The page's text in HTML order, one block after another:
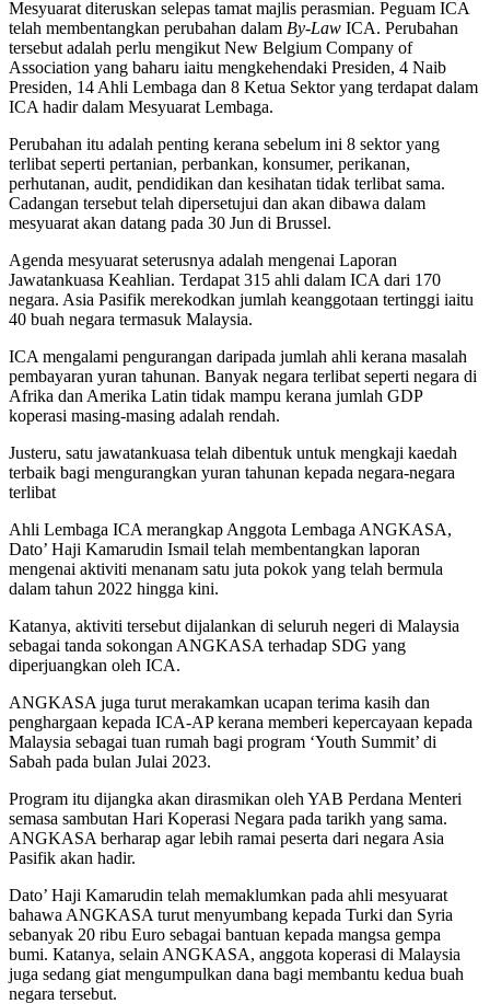
Mesyuarat diteruskan selepas tamat majlis perasmian. Peguam ICA
telah membentangkan perubahan dalam By-Law ICA. Perubahan
tersebut adalah perlu mengikut New Belgium Company of
Association yang baharu iaitu mengkehendaki Presiden, 4 Naib
Presiden, 14 Ahli Lembaga dan 8 Ketua Sektor yang terdapat dalam
ICA hadir dalam Mesyuarat Lembaga.
Perubahan itu adalah penting kerana sebelum ini 8 sektor yang
terlibat seperti pertanian, perbankan, konsumer, perikanan,
perhutanan, audit, pendidikan dan kesihatan tidak terlibat sama.
Cadangan tersebut telah dipersetujui dan akan dibawa dalam
mesyuarat akan datang pada 30 Jun di Brussel.
Agenda mesyuarat seterusnya adalah mengenai Laporan
Jawatankuasa Keahlian. Terdapat 315 ahli dalam ICA dari 170
negara. Asia Pasifik merekodkan jumlah keanggotaan tertinggi iaitu
40 buah negara termasuk Malaysia.
ICA mengalami pengurangan daripada jumlah ahli kerana masalah
pembayaran yuran tahunan. Banyak negara terlibat seperti negara di
Afrika dan Amerika Latin tidak mampu kerana jumlah GDP
koperasi masing-masing adalah rendah.
Justeru, satu jawatankuasa telah dibentuk untuk mengkaji kaedah
terbaik bagi mengurangkan yuran tahunan kepada negara-negara
terlibat
Ahli Lembaga ICA merangkap Anggota Lembaga ANGKASA,
Dato’ Haji Kamarudin Ismail telah membentangkan laporan
mengenai aktiviti menanam satu juta pokok yang telah bermula
dalam tahun 2022 hingga kini.
Katanya, aktiviti tersebut dijalankan di seluruh negeri di Malaysia
sebagai tanda sokongan ANGKASA terhadap SDG yang
diperjuangkan oleh ICA.
ANGKASA juga turut merakamkan ucapan terima kasih dan
penghargaan kepada ICA-AP kerana memberi kepercayaan kepada
Malaysia sebagai tuan rumah bagi program ‘Youth Summit’ di
Sabah pada bulan Julai 2023.
Program itu dijangka akan dirasmikan oleh YAB Perdana Menteri
semasa sambutan Hari Koperasi Negara pada tarikh yang sama.
ANGKASA berharap agar lebih ramai peserta dari negara Asia
Pasifik akan hadir.
Dato’ Haji Kamarudin telah memaklumkan pada ahli mesyuarat
bahawa ANGKASA turut menyumbang kepada Turki dan Syria
sebanyak 20 ribu Euro sebagai bantuan kepada mangsa gempa
bumi. Katanya, selain ANGKASA, anggota koperasi di Malaysia
juga sedang giat mengumpulkan dana bagi membantu kedua buah
negara tersebut.